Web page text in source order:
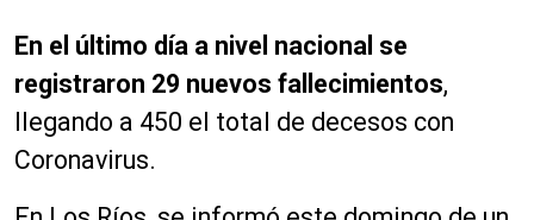
En el último día a nivel nacional se
registraron 29 nuevos fallecimientos,
llegando a 450 el total de decesos con
Coronavirus.